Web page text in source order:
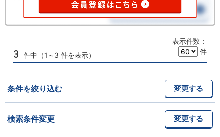
3 件中（1～3 件を表示）
表示件数：
件
条件を絞り込む 変更する
検索条件変更 変更する